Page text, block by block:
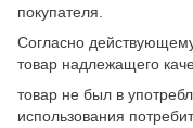
покупателя.
Согласно
товар надлежащего
товар не был в
использования